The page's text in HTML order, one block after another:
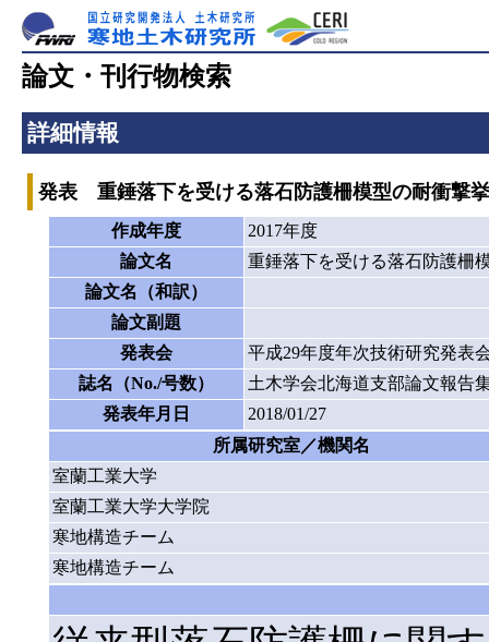
論文・刊行物検索
詳細情報
発表 重錘落下を受ける落石防護柵模型の耐衝撃
作成年度
2017年度
論文名
重錘落下を受ける落石防護柵
論文名（和訳）
論文副題
発表会
平成29年度年次技術研究発表
誌名（No./号数）
土木学会北海道支部論文報告
発表年月日
2018/01/27
所属研究室／機関名
室蘭工業大学
室蘭工業大学大学院
寒地構造チーム
寒地構造チーム